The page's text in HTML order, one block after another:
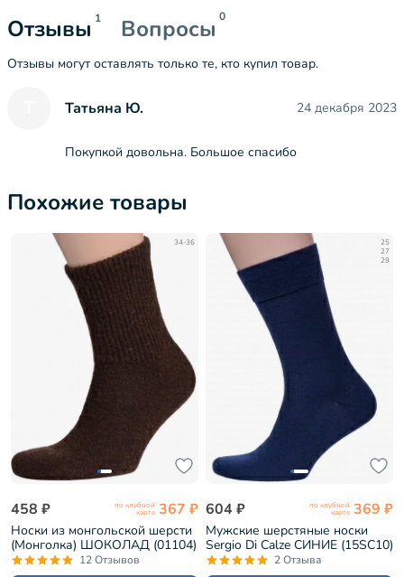
Отзывы 1 Вопросы 0
Отзывы могут оставлять только те, кто купил товар.
Татьяна Ю. 24 декабря 2023
Покупкой довольна. Большое спасибо
Похожие товары
34-36
458 ₽ по клубной
карте 367 ₽
Носки из монгольской шерсти
(Монголка) ШОКОЛАД (01104)
12 Отзывов
25
27
29
604 ₽ по клубной
карте 369 ₽
Мужские шерстяные носки
Sergio Di Calze СИНИЕ (15SC10)
2 Отзыва